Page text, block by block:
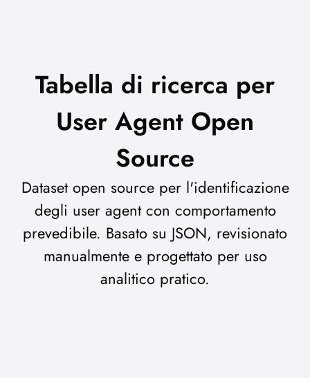
Tabella di ricerca per
User Agent Open
Source
Dataset open source per l'identificazione
degli user agent con comportamento
prevedibile. Basato su JSON, revisionato
manualmente e progettato per uso
analitico pratico.